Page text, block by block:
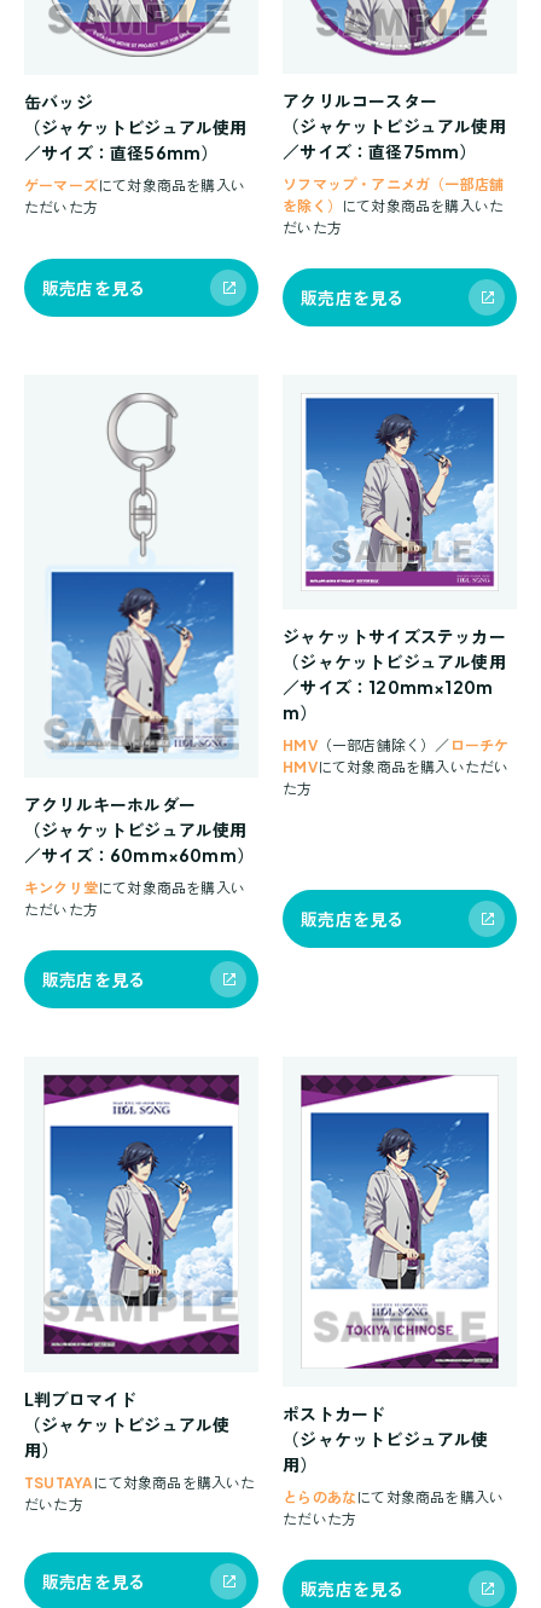
缶バッジ
（ジャケットビジュアル使用
／サイズ：直径56mm）
ゲーマーズにて対象商品を購入い
ただいた方
販売店を見る
アクリルコースター
（ジャケットビジュアル使用
／サイズ：直径75mm）
ソフマップ・アニメガ（一部店舗
を除く）
にて対象商品を購入いた
だいた方
販売店を見る
アクリルキーホルダー
（ジャケットビジュアル使用
／サイズ：60mm×60mm）
キンクリ堂にて対象商品を購入い
ただいた方
販売店を見る
ジャケットサイズステッカー
（ジャケットビジュアル使用
／サイズ：120mm×120m
m）
HMV（一部店舗除く）／ ローチケ
HMVにて対象商品を購入いただい
た方
販売店を見る
L判ブロマイド
（ジャケットビジュアル使
用）
TSUTAYA にて対象商品を購入いた
だいた方
販売店を見る
ポストカード
（ジャケットビジュアル使
用）
とらのあな にて対象商品を購入い
ただいた方
販売店を見る